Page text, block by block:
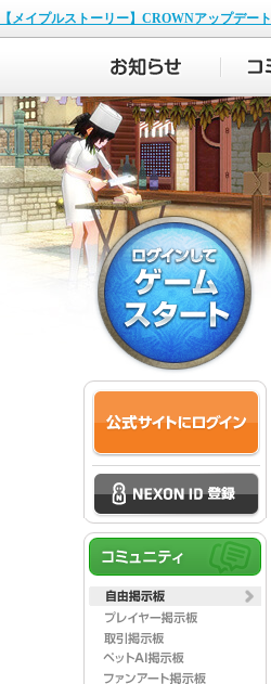
NEXON
【メイプルストーリー】CROWNアップデート